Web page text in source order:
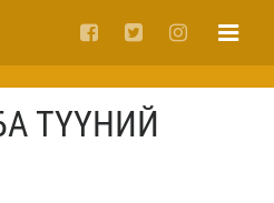
ТҮҮНИЙ